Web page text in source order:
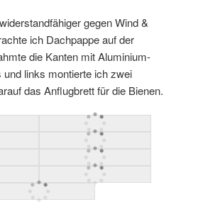
gegen Wind &
ich Dachpappe auf der
die Kanten mit Aluminium-
links montierte ich zwei
das Anflugbrett für die Bienen.